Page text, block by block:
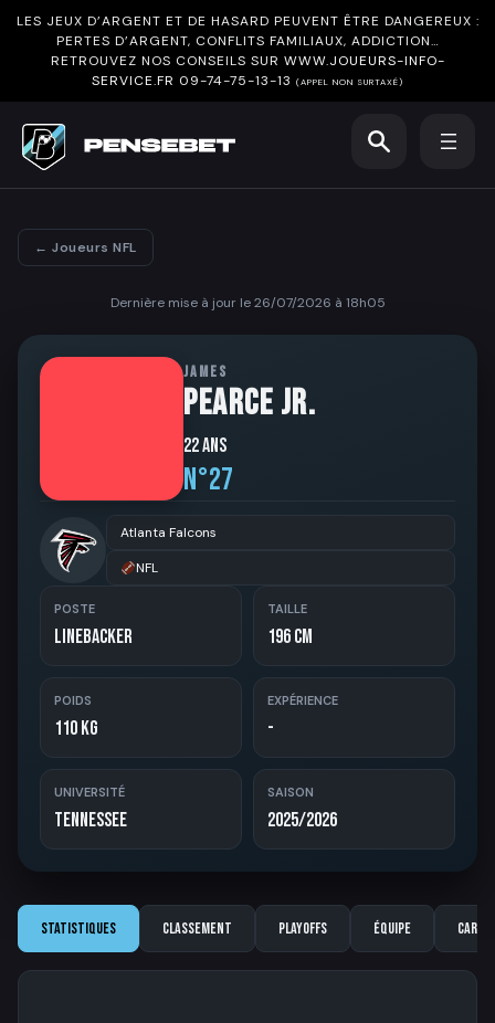
LES JEUX D’ARGENT ET DE HASARD PEUVENT ÊTRE DANGEREUX :
PERTES D’ARGENT, CONFLITS FAMILIAUX, ADDICTION…
RETROUVEZ NOS CONSEILS SUR WWW.JOUEURS-INFO-
SERVICE.FR 09-74-75-13-13 (APPEL NON SURTAXÉ)
← Joueurs NFL
Dernière mise à jour le 26/07/2026 à 18h05
JAMES
PEARCE JR.
22 ans
N°27
Atlanta Falcons
NFL
POSTE
Linebacker
TAILLE
196 cm
POIDS
110 kg
EXPÉRIENCE
-
UNIVERSITÉ
Tennessee
SAISON
2025/2026
Statistiques Classement Playoffs Équipe